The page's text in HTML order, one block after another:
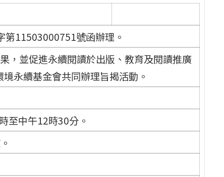
11503000751號函辦理。
，並促進永續閱讀於出版、教育及閱讀推廣
永續基金會共同辦理旨揭活動。
至中午12時30分。